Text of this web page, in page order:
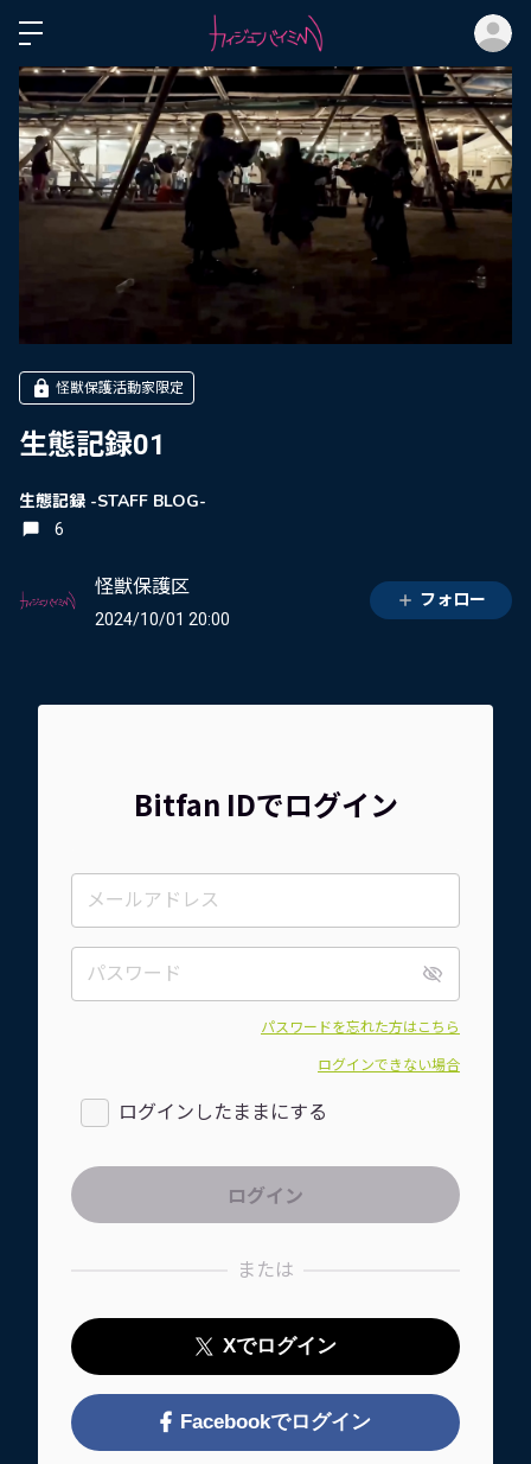
怪獣保護活動家限定
生態記録01
生態記録 -STAFF BLOG-
6
怪獣保護区
2024/10/01 20:00
フォロー
Bitfan IDでログイン
パスワードを忘れた方はこちら
ログインできない場合
ログインしたままにする
または
Xでログイン
Facebookでログイン